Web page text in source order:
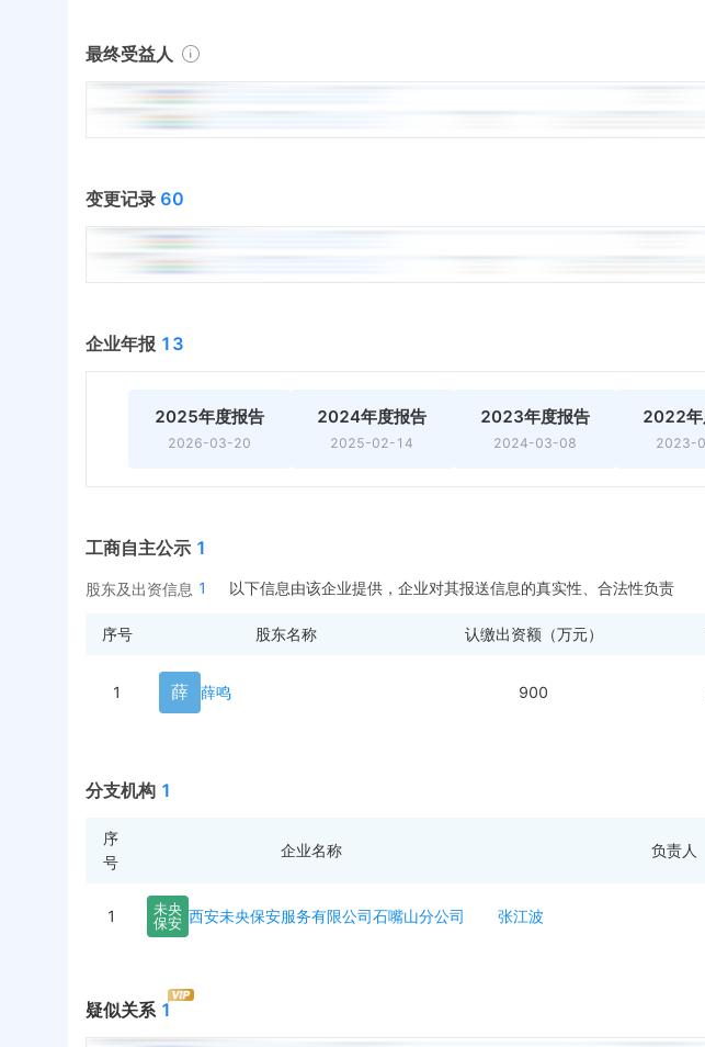
最终受益人
变更记录 60
企业年报 13
2025年度报告
2026-03-20
2024年度报告
2025-02-14
2023年度报告
2024-03-08
2022年
2023-
工商自主公示 1
股东及出资信息 1 以下信息由该企业提供，企业对其报送信息的真实性、合法性负责
序号 股东名称 认缴出资额（万元）
1 薛 薛鸣 900
分支机构 1
序
号
企业名称 负责人
1 未央
保安 西安未央保安服务有限公司石嘴山分公司 张江波
疑似关系 1